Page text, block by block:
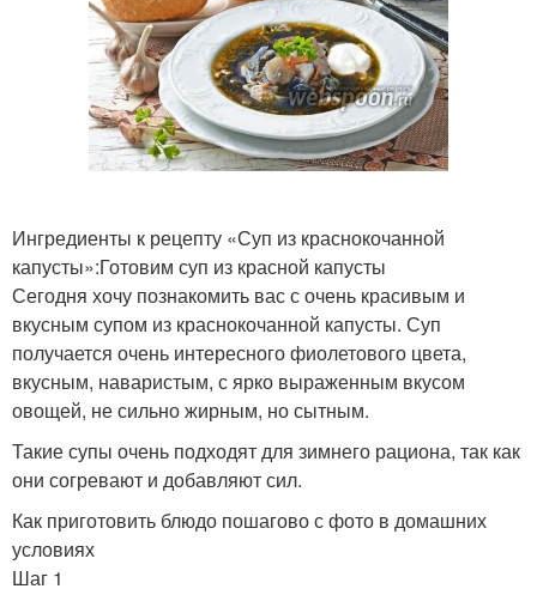
Ингредиенты к рецепту «Суп из краснокочанной
капусты»:Готовим суп из красной капусты
Сегодня хочу познакомить вас с очень красивым и
вкусным супом из краснокочанной капусты. Суп
получается очень интересного фиолетового цвета,
вкусным, наваристым, с ярко выраженным вкусом
овощей, не сильно жирным, но сытным.
Такие супы очень подходят для зимнего рациона, так как
они согревают и добавляют сил.
Как приготовить блюдо пошагово с фото в домашних
условиях
Шаг 1